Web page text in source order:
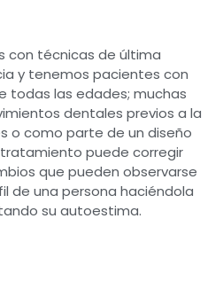
con técnicas de última
y tenemos pacientes con
todas las edades; muchas
dentales previos a la
o como parte de un diseño
puede corregir
que pueden observarse
de una persona haciéndola
su autoestima.